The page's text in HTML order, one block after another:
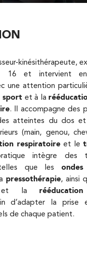
kinésithérapeute,
16 et intervient
une attention
sport et à la
. Il accompagne des
atteintes du dos et
(main, genou,
respiratoireet le
intègre des
que les
pressothérapie, ainsi
la
d’adapter la prise
de chaque patient.
avec
de Camoens 75116
de Camoens 75116
22 46
RDV
RDV
Cassette
75006 Paris
75006 Paris
06 95
RDV
RDV